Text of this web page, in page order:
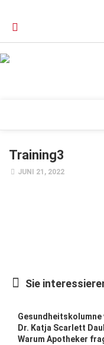
Forschung
Forum Gesundheit
Allgemein
Training3
JUNI 21, 2022
Sie
Gesundheitskolumne
Dr. Katja Scarlett
Warum Apotheker